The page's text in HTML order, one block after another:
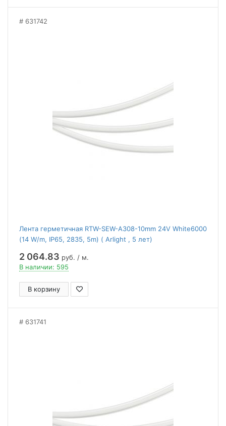
631742
Лента герметичная RTW-SEW-A308-10mm 24V White6000
(14 W/m, IP65, 2835, 5m) ( Arlight , 5 лет)
2 064.83 руб. / м.
В наличии: 595
В корзину
631741